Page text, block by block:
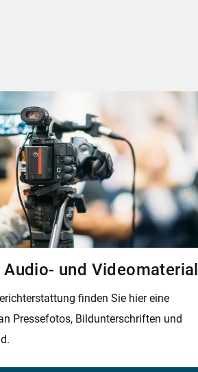
Audio- und Videomaterial
finden Sie hier eine
Pressefotos, Bildunterschriften und